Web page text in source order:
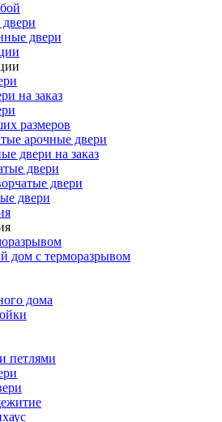
двери
на заказ
размеров
арочные двери
двери на заказ
двери
двери
двери
дом с терморазрывом
дома
петлями